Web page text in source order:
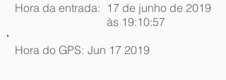
Hora da entrada: 17 de junho de 2019
às 19:10:57
Hora do GPS: Jun 17 2019